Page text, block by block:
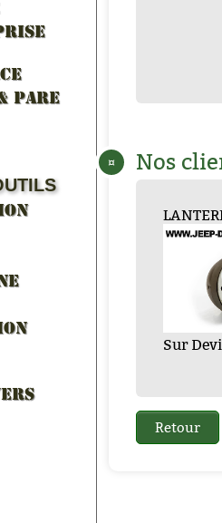
PARE
¤ Nos
LANTERNE FEU A...
6.00 €
KIT REPARATION... KIT
36.00